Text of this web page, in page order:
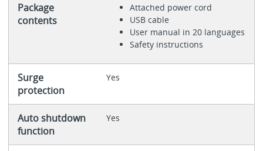
Package
contents
Attached power cord
USB cable
User manual in 20 languages
Safety instructions
Surge
protection
Yes
Auto shutdown
function
Yes